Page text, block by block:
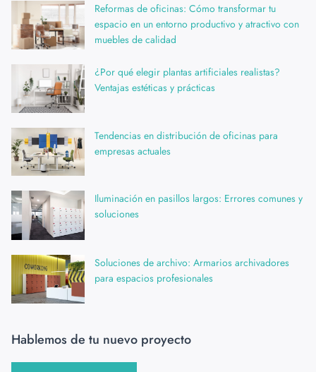
Reformas de oficinas: Cómo transformar tu
espacio en un entorno productivo y atractivo con
muebles de calidad
¿Por qué elegir plantas artificiales realistas?
Ventajas estéticas y prácticas
Tendencias en distribución de oficinas para
empresas actuales
Iluminación en pasillos largos: Errores comunes y
soluciones
Soluciones de archivo: Armarios archivadores
para espacios profesionales
Hablemos de tu nuevo proyecto